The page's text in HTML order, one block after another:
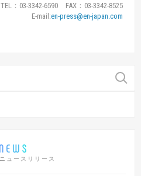
ニュースリリース
TEL：03-3342-6590 FAX：03-3342-8525
E-mail:en-press@en-japan.com